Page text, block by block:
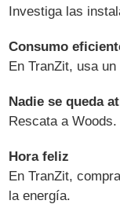
Investiga las
Consumo
En TranZit, usa
Nadie se queda
Rescata a Woods.
Hora feliz
En TranZit,
la energía.